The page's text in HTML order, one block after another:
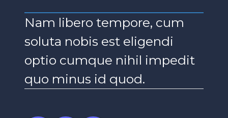
Nam libero tempore, cum
soluta nobis est eligendi
optio cumque nihil impedit
quo minus id quod.